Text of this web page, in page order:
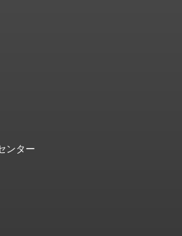
ジで繰
ンター